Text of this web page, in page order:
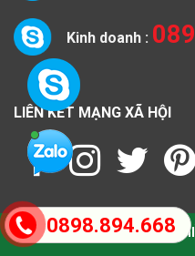
0898.894.668
Kinh doanh :
LIÊN KẾT MẠNG XÃ HỘI
Copyright 2026 ©LỌC